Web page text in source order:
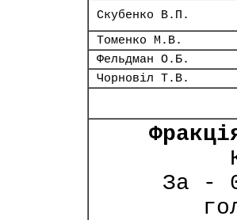
Скубенко В.П.
Томенко М.В.
Фельдман О.Б.
Чорновіл Т.В.
За -